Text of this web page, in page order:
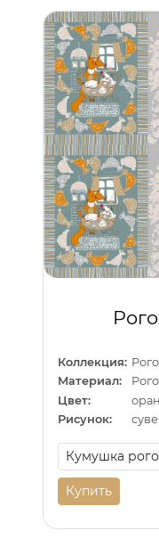
Коллекция:
Материал:
Цвет:
Рисунок:
Купить